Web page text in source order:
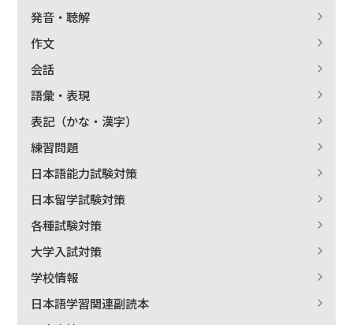
発音・聴解
作文
会話
語彙・表現
表記（かな・漢字）
練習問題
日本語能力試験対策
日本留学試験対策
各種試験対策
大学入試対策
学校情報
日本語学習関連副読本